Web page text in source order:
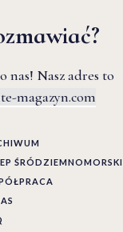
nas! Nasz adres to
magazyn.com
ŚRÓDZIEMNOMORSKI